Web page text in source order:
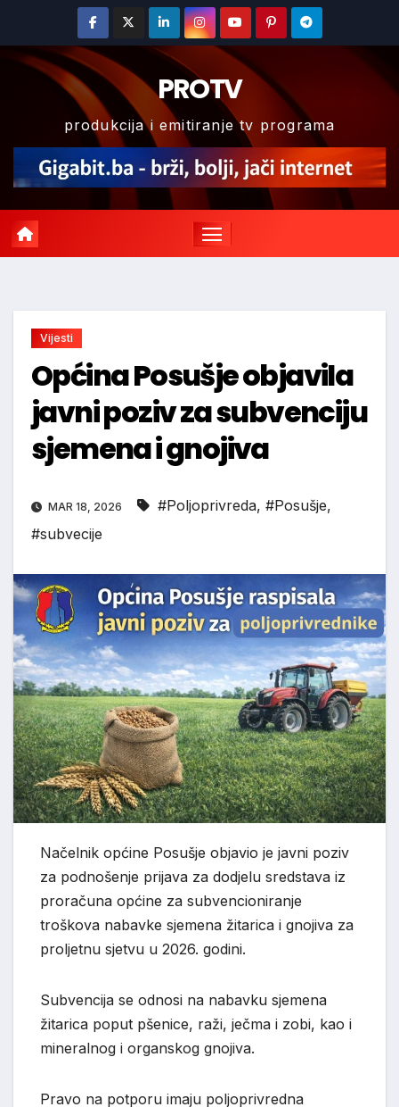
content
PROTV
produkcija i emitiranje tv programa
Vijesti
Općina Posušje objavila
javni poziv za subvenciju
sjemena i gnojiva
MAR 18, 2026 #Poljoprivreda, #Posušje,
#subvecije
Načelnik općine Posušje objavio je javni poziv
za podnošenje prijava za dodjelu sredstava iz
proračuna općine za subvencioniranje
troškova nabavke sjemena žitarica i gnojiva za
proljetnu sjetvu u 2026. godini.
Subvencija se odnosi na nabavku sjemena
žitarica poput pšenice, raži, ječma i zobi, kao i
mineralnog i organskog gnojiva.
Pravo na potporu imaju poljoprivredna